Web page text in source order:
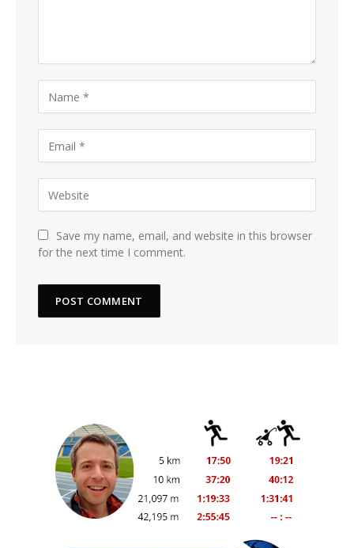
Save my name, email, and website in this browser
for the next time I comment.